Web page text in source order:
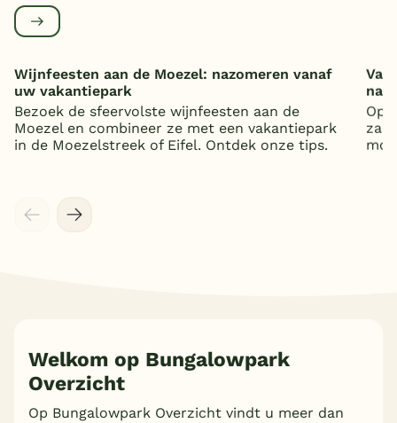
Wijnfeesten aan de Moezel: nazomeren vanaf
uw vakantiepark
Bezoek de sfeervolste wijnfeesten aan de
Moezel en combineer ze met een vakantiepark
in de Moezelstreek of Eifel. Ontdek onze tips.
Op
Welkom op Bungalowpark
Overzicht
Op Bungalowpark Overzicht vindt u meer dan